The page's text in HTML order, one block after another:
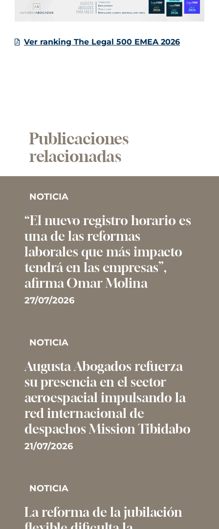
Ver ranking The Legal 500 EMEA 2026
Publicaciones
relacionadas
NOTICIA
“El nuevo registro horario es
una de las reformas
laborales que más impacto
tendrá en las empresas”,
afirma Omar Molina
27/07/2026
NOTICIA
Augusta Abogados refuerza
su presencia en el sector
aeroespacial impulsando la
red internacional de
despachos Mission Tibidabo
21/07/2026
NOTICIA
La reforma de la jubilación